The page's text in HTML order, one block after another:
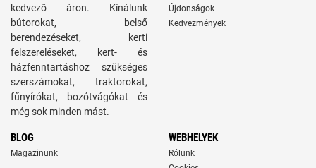
kedvező áron. Kínálunk
bútorokat, belső
berendezéseket, kerti
felszereléseket, kert- és
házfenntartáshoz szükséges
szerszámokat, traktorokat,
fűnyírókat, bozótvágókat és
még sok minden mást.
Újdonságok
Kedvezmények
BLOG
Magazinunk
WEBHELYEK
Rólunk